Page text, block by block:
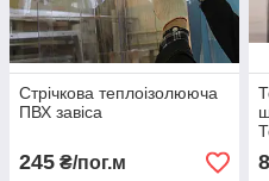
Стрічкова теплоізолююча
ПВХ завіса
245 ₴/пог.м